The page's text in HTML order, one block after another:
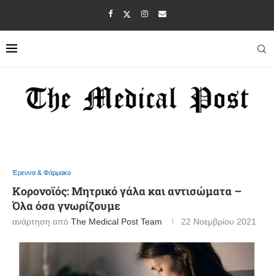
Έρευνα & Φάρμακο
Κορονοϊός: Μητρικό γάλα και αντισώματα –
Όλα όσα γνωρίζουμε
ανάρτηση από The Medical Post Team 22 Νοεμβρίου 2021